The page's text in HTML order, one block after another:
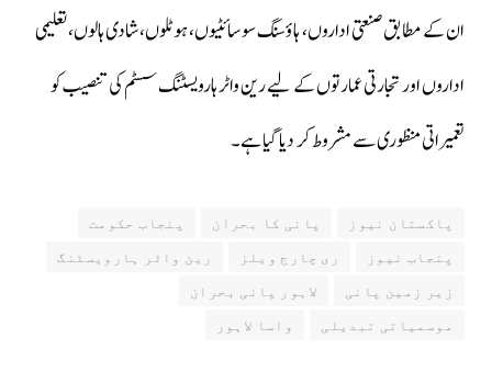
ان کے مطابق صنعتی اداروں، ہاؤسنگ سوسائٹیوں، ہوٹلوں، شادی ہالوں، تعلیمی
اداروں اور تجارتی عمارتوں کے لیے رین واٹر ہارویسٹنگ سسٹم کی تنصیب کو
تعمیراتی منظوری سے مشروط کر دیا گیا ہے۔
پاکستان نیوز پانی کا بحران
پنجاب حکومت
پنجاب نیوز
ری چارج ویلز
رین واٹر ہارویسٹنگ
زیر زمین پانی
لاہور پانی بحران
موسمیاتی تبدیلی
واسا لاہور